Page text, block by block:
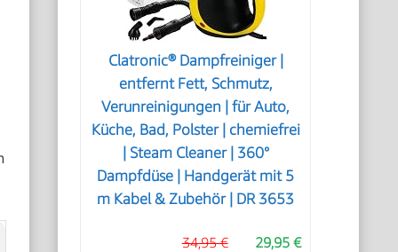
Clatronic® Dampfreiniger |
entfernt Fett, Schmutz,
Verunreinigungen | für Auto,
Küche, Bad, Polster | chemiefrei
| Steam Cleaner | 360°
Dampfdüse | Handgerät mit 5
m Kabel & Zubehör | DR 3653
29,95 €
34,95 €